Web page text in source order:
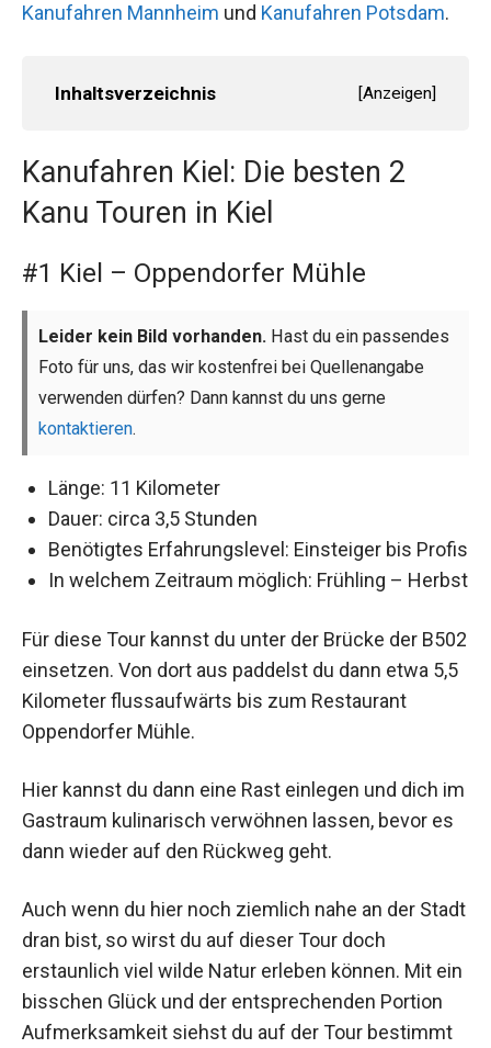
Kanufahren Mannheim und Kanufahren Potsdam.
Inhaltsverzeichnis [Anzeigen]
Kanufahren Kiel: Die besten 2
Kanu Touren in Kiel
#1 Kiel – Oppendorfer Mühle
Leider kein Bild vorhanden. Hast du ein passendes
Foto für uns, das wir kostenfrei bei Quellenangabe
verwenden dürfen? Dann kannst du uns gerne
kontaktieren.
Länge: 11 Kilometer
Dauer: circa 3,5 Stunden
Benötigtes Erfahrungslevel: Einsteiger bis Profis
In welchem Zeitraum möglich: Frühling – Herbst
Für diese Tour kannst du unter der Brücke der B502
einsetzen. Von dort aus paddelst du dann etwa 5,5
Kilometer flussaufwärts bis zum Restaurant
Oppendorfer Mühle.
Hier kannst du dann eine Rast einlegen und dich im
Gastraum kulinarisch verwöhnen lassen, bevor es
dann wieder auf den Rückweg geht.
Auch wenn du hier noch ziemlich nahe an der Stadt
dran bist, so wirst du auf dieser Tour doch
erstaunlich viel wilde Natur erleben können. Mit ein
bisschen Glück und der entsprechenden Portion
Aufmerksamkeit siehst du auf der Tour bestimmt